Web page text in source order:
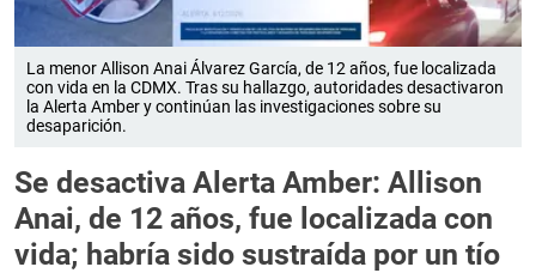
La menor Allison Anai Álvarez García, de 12 años, fue localizada
con vida en la CDMX. Tras su hallazgo, autoridades desactivaron
la Alerta Amber y continúan las investigaciones sobre su
desaparición.
Se desactiva Alerta Amber: Allison
Anai, de 12 años, fue localizada con
vida; habría sido sustraída por un tío